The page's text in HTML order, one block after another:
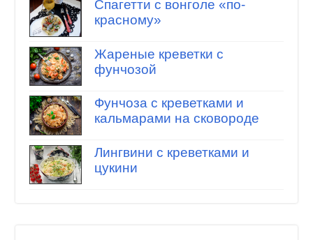
Спагетти с вонголе «по-
красному»
Жареные креветки с
фунчозой
Фунчоза с креветками и
кальмарами на сковороде
Лингвини с креветками и
цукини